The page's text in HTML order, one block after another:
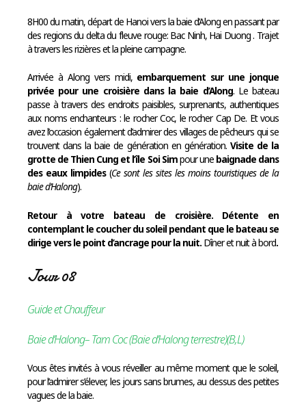
8H00 du matin, départ de Hanoi vers la baie d’Along en passant par
des regions du delta du fleuve rouge: Bac Ninh, Hai Duong . Trajet
à travers les rizières et la pleine campagne.
Arrivée à Along vers midi, embarquement sur une jonque
privée pour une croisière dans la baie d’Along. Le bateau
passe à travers des endroits paisibles, surprenants, authentiques
aux noms enchanteurs : le rocher Coc, le rocher Cap De. Et vous
avez l’occasion également d’admirer des villages de pêcheurs qui se
trouvent dans la baie de génération en génération. Visite de la
grotte de Thien Cung et l’île Soi Simpour une baignade dans
des eaux limpides(Ce sont les sites les moins touristiques de la
baie d’Halong).
Retour à votre bateau de croisière. Détente en
contemplant le coucher du soleil pendant que le bateau se
dirige vers le point d’ancrage pour la nuit. Dîner et nuit à bord.
Jour 08
Guide et Chauffeur
Baie d’Halong– Tam Coc (Baie d’Halong terrestre)(B,L)
Vous êtes invités à vous réveiller au même moment que le soleil,
pour l’admirer s’élever, les jours sans brumes, au dessus des petites
vagues de la baie.